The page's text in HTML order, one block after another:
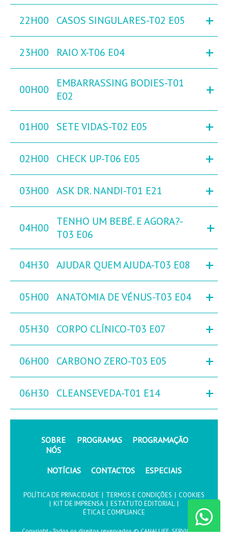
22H00 CASOS SINGULARES-T02 E05 +
23H00 RAIO X-T06 E04 +
00H00
EMBARRASSING BODIES-T01
E02
+
01H00 SETE VIDAS-T02 E05 +
02H00 CHECK UP-T06 E05 +
03H00 ASK DR. NANDI-T01 E21 +
04H00
TENHO UM BEBÉ. E AGORA?-
T03 E06
+
04H30 AJUDAR QUEM AJUDA-T03 E08 +
05H00 ANATOMIA DE VÉNUS-T03 E04 +
05H30 CORPO CLÍNICO-T03 E07 +
06H00 CARBONO ZERO-T03 E05 +
06H30 CLEANSEVEDA-T01 E14 +
SOBRE
NÓS
PROGRAMAS PROGRAMAÇÃO
NOTÍCIAS CONTACTOS ESPECIAIS
POLÍTICA DE PRIVACIDADE | TERMOS E CONDIÇÕES | COOKIES
| KIT DE IMPRENSA | ESTATUTO EDITORIAL |
ÉTICA E COMPLIANCE
Copyright - Todos os direitos revervados © CANALLIFE, SERVIÇOS DE